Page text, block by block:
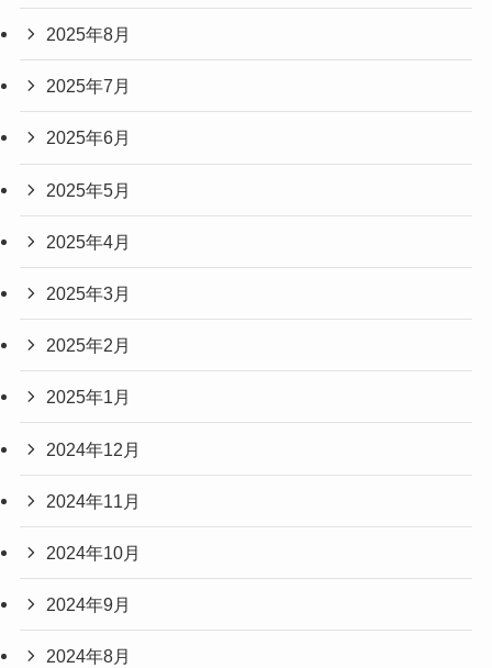
2025年8月
2025年7月
2025年6月
2025年5月
2025年4月
2025年3月
2025年2月
2025年1月
2024年12月
2024年11月
2024年10月
2024年9月
2024年8月